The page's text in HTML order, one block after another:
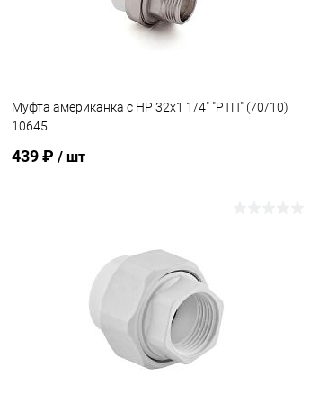
Муфта американка с НР 32х1 1/4" "РТП" (70/10)
10645
439 ₽ / шт
Купить в 1 клик К сравнению
В избранное В наличии